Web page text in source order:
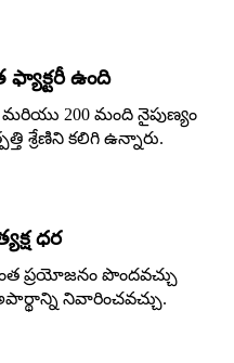
ఉంది
మరియు 200 మంది నైపుణ్యం
శ్రేణిని కలిగి ఉన్నారు.
ధర
ప్రయోజనం పొందవచ్చు
నివారించవచ్చు.